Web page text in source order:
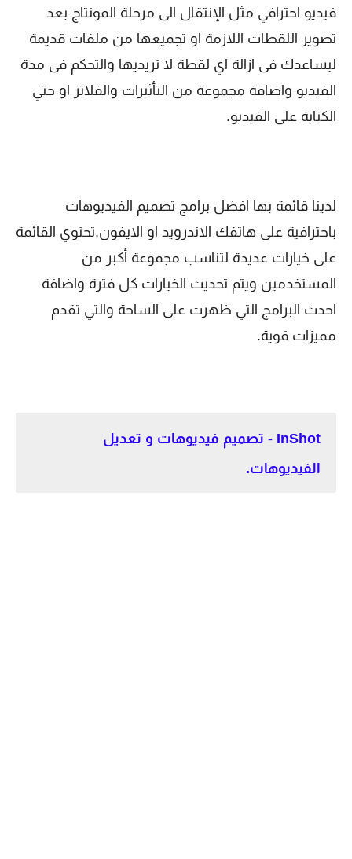
فيديو احترافي مثل الإنتقال الى مرحلة المونتاج بعد
تصوير اللقطات اللازمة او تجميعها من ملفات قديمة
ليساعدك فى ازالة اي لقطة لا تريديها والتحكم فى مدة
الفيديو واضافة مجموعة من التأثيرات والفلاتر او حتي
الكتابة على الفيديو.
لدينا قائمة بها افضل برامج تصميم الفيديوهات
باحترافية على هاتفك الاندرويد او الايفون,تحتوي القائمة
على خيارات عديدة لتناسب مجموعة أكبر من
المستخدمين ويتم تحديث الخيارات كل فترة واضافة
احدث البرامج التي ظهرت على الساحة والتي تقدم
مميزات قوية.
InShot - تصميم فيديوهات و تعديل
الفيديوهات.